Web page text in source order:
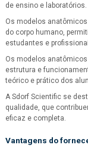
de ensino e laboratórios.
Os modelos
do corpo humano,
estudantes e
Os modelos
estrutura e
teórico e prático dos
A Sdorf Scientific se
qualidade, que
eficaz e completa.
Vantagens do